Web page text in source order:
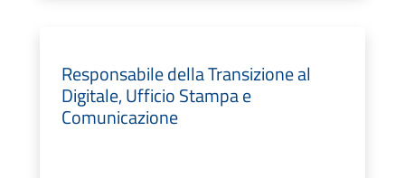
Responsabile della Transizione al
Digitale, Ufficio Stampa e
Comunicazione